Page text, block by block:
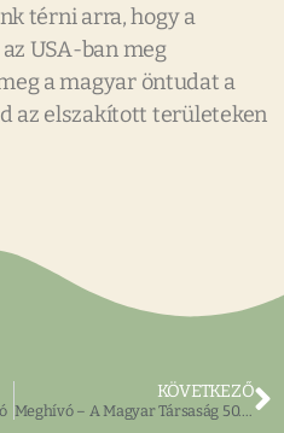
térni arra, hogy a
USA-ban meg
a magyar öntudat a
az elszakított területeken
KÖVETKEZŐ
Meghívó – A Magyar Társaság 50. évfordulójára